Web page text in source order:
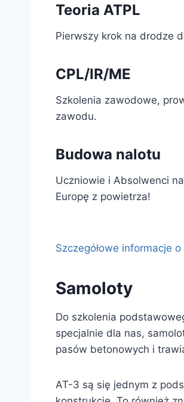
Teoria ATPL
Pierwszy krok na drodze
CPL/IR/ME
Szkolenia zawodowe,
zawodu.
Budowa nalotu
Uczniowie i Absolwenci
Europę z powietrza!
Szczegółowe informacje
Samoloty
Do szkolenia
specjalnie dla nas,
pasów betonowych i
AT-3 są się jednym z